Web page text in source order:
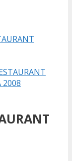
2008